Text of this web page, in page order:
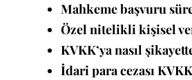
Mahkeme başvuru
Özel nitelikli kişisel
KVKK’ya nasıl
İdari para cezası